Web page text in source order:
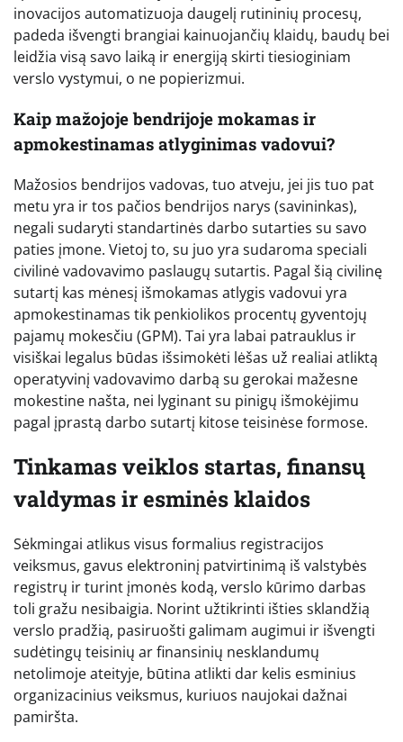
inovacijos automatizuoja daugelį rutininių procesų,
padeda išvengti brangiai kainuojančių klaidų, baudų bei
leidžia visą savo laiką ir energiją skirti tiesioginiam
verslo vystymui, o ne popierizmui.
Kaip mažojoje bendrijoje mokamas ir
apmokestinamas atlyginimas vadovui?
Mažosios bendrijos vadovas, tuo atveju, jei jis tuo pat
metu yra ir tos pačios bendrijos narys (savininkas),
negali sudaryti standartinės darbo sutarties su savo
paties įmone. Vietoj to, su juo yra sudaroma speciali
civilinė vadovavimo paslaugų sutartis. Pagal šią civilinę
sutartį kas mėnesį išmokamas atlygis vadovui yra
apmokestinamas tik penkiolikos procentų gyventojų
pajamų mokesčiu (GPM). Tai yra labai patrauklus ir
visiškai legalus būdas išsimokėti lėšas už realiai atliktą
operatyvinį vadovavimo darbą su gerokai mažesne
mokestine našta, nei lyginant su pinigų išmokėjimu
pagal įprastą darbo sutartį kitose teisinėse formose.
Tinkamas veiklos startas, finansų
valdymas ir esminės klaidos
Sėkmingai atlikus visus formalius registracijos
veiksmus, gavus elektroninį patvirtinimą iš valstybės
registrų ir turint įmonės kodą, verslo kūrimo darbas
toli gražu nesibaigia. Norint užtikrinti išties sklandžią
verslo pradžią, pasiruošti galimam augimui ir išvengti
sudėtingų teisinių ar finansinių nesklandumų
netolimoje ateityje, būtina atlikti dar kelis esminius
organizacinius veiksmus, kuriuos naujokai dažnai
pamiršta.